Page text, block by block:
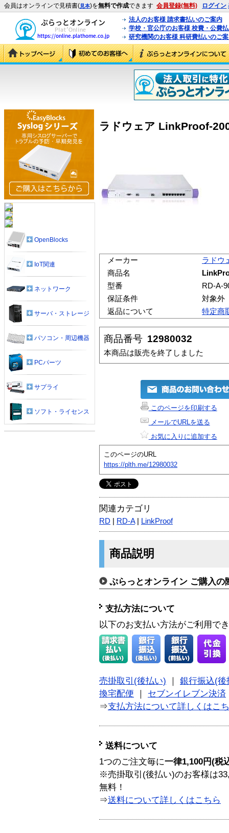
会員はオンラインで見積書(見本)を無料で作成できます 会員登録(無料) ログイン
法人のお客様 請求書払いのご案内
学校・官公庁のお客様 校費・公費
研究機関のお客様 科研費払いのご
ラドウェア LinkProof-
メーカー
ラドウ
商品名
型番
RD-A-
保証条件
対象外
返品について
特定商
商品番号 12980032
本商品は販売を終了しました
このページを印刷する
メールでURLを送る
お気に入りに追加する
このページのURL
https://plth.me/12980032
関連カテゴリ
RD RD-A| LinkProof
商品説明
ぷらっとオンライン ご購入の
支払方法について
以下のお支払い方法がご利用で
売掛取引(後払い)
銀行振込(後
換宅配便
セブンイレブン決済
⇒支払方法について詳しくはこ
送料について
1つのご注文毎に一律1,100円(税
※売掛取引(後払い)のお客様は
無料！
⇒送料について詳しくはこちら
OpenBlocks
IoT関連
ネットワーク
サーバ・ストレージ
パソコン・周辺機器
PCパーツ
サプライ
ソフト・ライセンス